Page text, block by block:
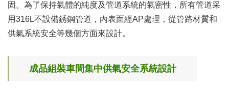
固。為了保持氣體的純度及管道系統的氣密性，所有管道采
用316L不設備銹鋼管道，內表面經AP處理，從管路材質和
供氣系統安全等幾個方面來設計。
成品組裝車間集中供氣安全系統設計